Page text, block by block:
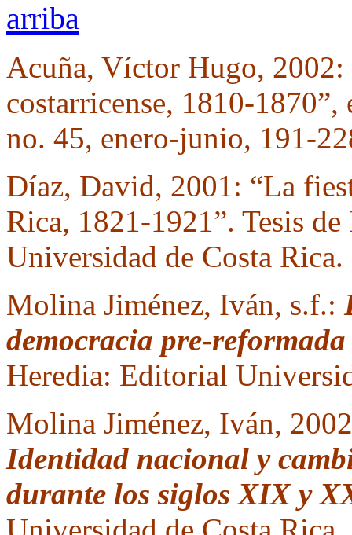
arriba
Acuña, Víctor Hugo,
costarricense, 1810-
no. 45, enero-junio, 191-
Díaz, David, 2001: “La
Rica, 1821-1921”. Tesis
Universidad de Costa Rica.
Molina Jiménez, Iván, s.f.:
democracia pre-
Heredia: Editorial
Molina Jiménez, Iván,
Identidad nacional y
durante los siglos XIX y